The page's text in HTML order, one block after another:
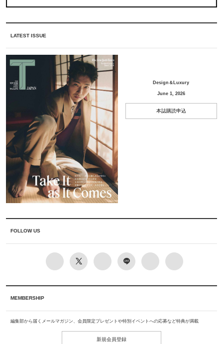
LATEST ISSUE
Design＆Luxury
June 1, 2026
本誌購読申込
FOLLOW US
MEMBERSHIP
編集部から届くメールマガジン、会員限定プレゼントや特別イベントへの応募など特典が満載
新規会員登録